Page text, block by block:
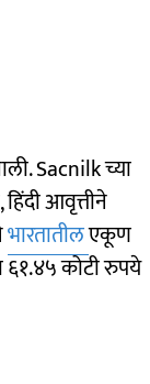
Sacnilk च्या
आवृत्तीने
भारतातीलएकूण
कोटी रुपये